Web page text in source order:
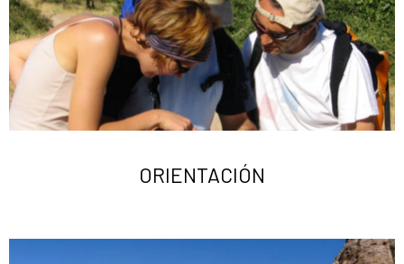
ORIENTACIÓN